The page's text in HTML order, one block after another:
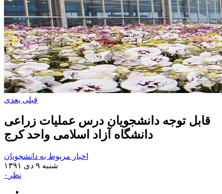
قبلی بعدی
قابل توجه دانشجویان درس عملیات زراعی
دانشگاه آزاد اسلامی واحد کرج
اخبار مربوط به دانشجویان
شنبه ۹ دی ۱۳۹۱
۰نظر